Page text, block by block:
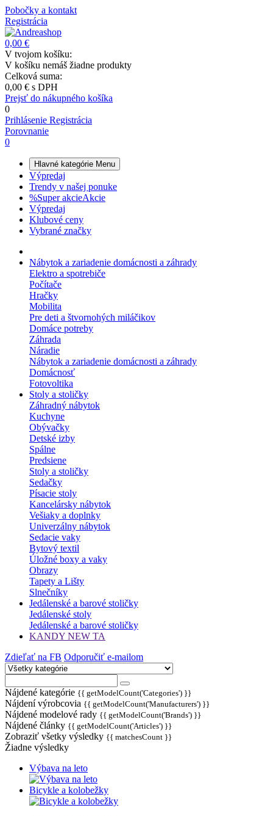
Pobočky a kontakt
Registrácia
0,00 €
V tvojom košíku:
V košíku nemáš žiadne produkty
Celková suma:
0,00 € s DPH
Prejsť do nákupného košíka
0
Prihlásenie Registrácia
Porovnanie
0
Hlavné kategórie Menu
Výpredaj
Trendy v našej ponuke
%Super akcieAkcie
Výpredaj
Klubové ceny
Vybrané značky
Nábytok a zariadenie domácnosti a záhrady
Elektro a spotrebiče
Počítače
Hračky
Mobilita
Pre deti a štvornohých miláčikov
Domáce potreby
Záhrada
Náradie
Nábytok a zariadenie domácnosti a záhrady
Domácnosť
Fotovoltika
Stoly a stoličky
Záhradný nábytok
Kuchyne
Obývačky
Detské izby
Spálne
Predsiene
Stoly a stoličky
Sedačky
Písacie stoly
Kancelársky nábytok
Vešiaky a doplnky
Univerzálny nábytok
Sedacie vaky
Bytový textil
Úložné boxy a vaky
Obrazy
Tapety a Lišty
Slnečníky
Jedálenské a barové stoličky
Jedálenské stoly
Jedálenské a barové stoličky
KANDY NEW TA
Zdieľať na FB Odporučiť e-mailom
Nájdené kategórie {{ getModelCount('Categories') }}
Nájdení výrobcovia {{ getModelCount('Manufacturers') }}
Nájdené modelové rady {{ getModelCount('Brands') }}
Nájdené články {{ getModelCount('Articles') }}
Zobraziť všetky výsledky {{ matchesCount }}
Žiadne výsledky
Výbava na leto
Bicykle a kolobežky